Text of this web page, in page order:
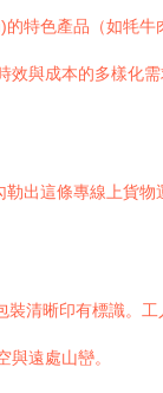
色產品（如牦牛
與成本的多樣化需
出這條專線上貨物
清晰印有標識。
遠處山巒。